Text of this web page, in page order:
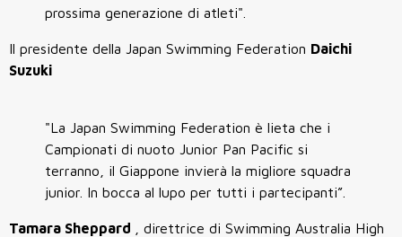
prossima generazione di atleti".
Il presidente della Japan Swimming Federation Daichi
Suzuki
"La Japan Swimming Federation è lieta che i
Campionati di nuoto Junior Pan Pacific si
terranno, il Giappone invierà la migliore squadra
junior. In bocca al lupo per tutti i partecipanti”.
Tamara Sheppard
, direttrice di Swimming Australia High